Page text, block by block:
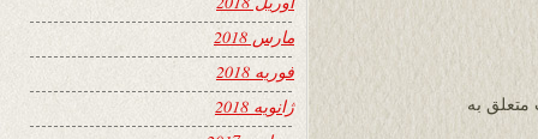
ایماق عزیز ، سایت 24 ساعت متعلق به
مارس 2018
فوریه 2018
ژانویه 2018